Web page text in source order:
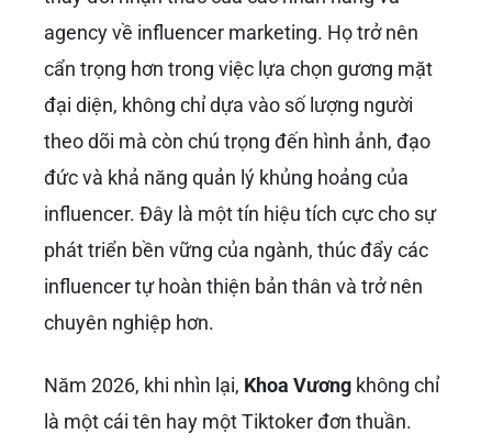
agency về influencer marketing. Họ trở nên
cẩn trọng hơn trong việc lựa chọn gương mặt
đại diện, không chỉ dựa vào số lượng người
theo dõi mà còn chú trọng đến hình ảnh, đạo
đức và khả năng quản lý khủng hoảng của
influencer. Đây là một tín hiệu tích cực cho sự
phát triển bền vững của ngành, thúc đẩy các
influencer tự hoàn thiện bản thân và trở nên
chuyên nghiệp hơn.
Năm 2026, khi nhìn lại, Khoa Vương không chỉ
là một cái tên hay một Tiktoker đơn thuần.